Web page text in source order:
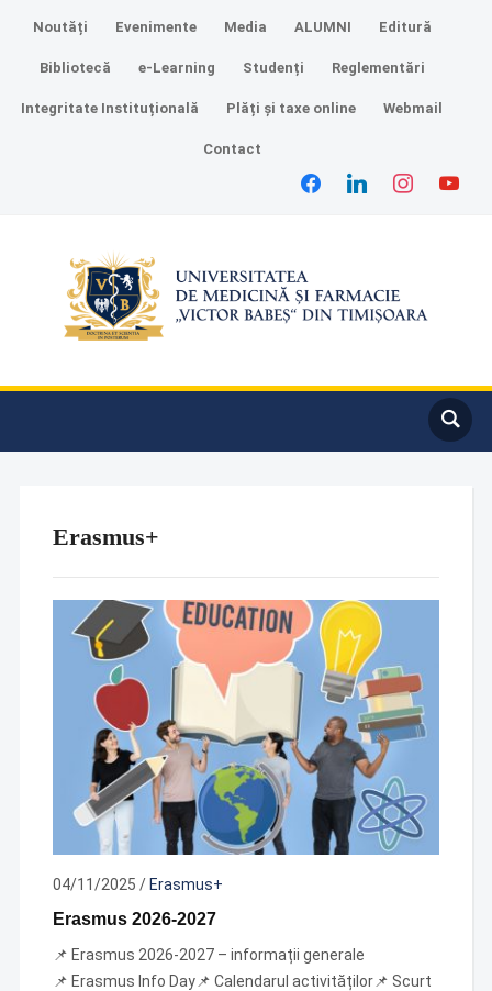
Noutăți Evenimente Media ALUMNI Editură
Bibliotecă e-Learning Studenți Reglementări
Integritate Instituțională Plăți și taxe online Webmail
Contact
facebooklinkedin instagramyoutube
Erasmus+
04/11/2025 /Erasmus+
Erasmus 2026-2027
📌 Erasmus 2026-2027 – informații generale
📌 Erasmus Info Day📌 Calendarul activităților📌 Scurt